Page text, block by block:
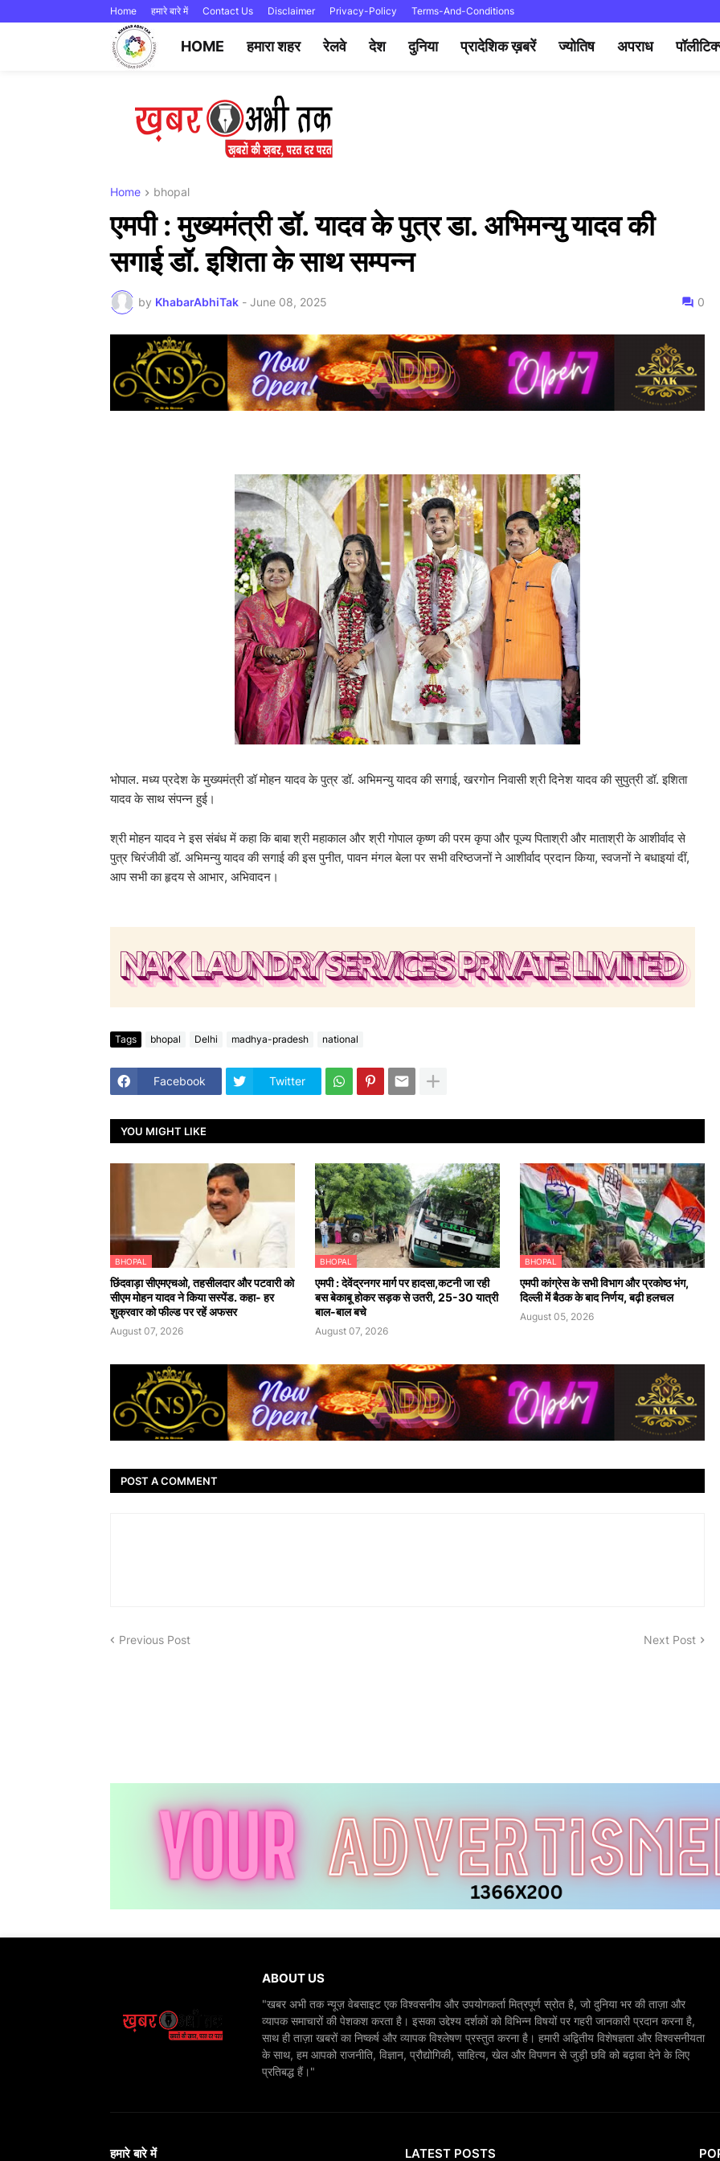
Home हमारे बारे में Contact Us Disclaimer Privacy-Policy Terms-And-Conditions
HOME हमारा शहर रेलवे देश दुनिया प्रादेशिक ख़बरें ज्योतिष अपराध
Home bhopal
एमपी : मुख्यमंत्री डॉ. यादव के पुत्र डा. अभिमन्यु यादव की
सगाई डॉ. इशिता के साथ सम्पन्न
by KhabarAbhiTak - June 08, 2025 0
भोपाल. मध्य प्रदेश के मुख्यमंत्री डॉ मोहन यादव के पुत्र डॉ. अभिमन्यु यादव की सगाई, खरगोन निवासी श्री दिनेश यादव की सुपुत्री डॉ. इशिता
यादव के साथ संपन्न हुई।
श्री मोहन यादव ने इस संबंध में कहा कि बाबा श्री महाकाल और श्री गोपाल कृष्ण की परम कृपा और पूज्य पिताश्री और माताश्री के आशीर्वाद से
पुत्र चिरंजीवी डॉ. अभिमन्यु यादव की सगाई की इस पुनीत, पावन मंगल बेला पर सभी वरिष्ठजनों ने आशीर्वाद प्रदान किया, स्वजनों ने बधाइयां दीं,
आप सभी का हृदय से आभार, अभिवादन।
Tags bhopal Delhi madhya-pradesh national
Facebook Twitter
YOU MIGHT LIKE
BHOPAL
छिंदवाड़ा सीएमएचओ, तहसीलदार और पटवारी को
सीएम मोहन यादव ने किया सस्पेंड. कहा- हर
शुक्रवार को फील्ड पर रहें अफसर
August 07, 2026
BHOPAL
एमपी : देवेंद्रनगर मार्ग पर हादसा,कटनी जा रही
बस बेकाबू होकर सड़क से उतरी, 25-30 यात्री
बाल-बाल बचे
August 07, 2026
BHOPAL
एमपी कांग्रेस के सभी विभाग और प्रकोष्ठ भंग,
दिल्ली में बैठक के बाद निर्णय, बढ़ी हलचल
August 05, 2026
POST A COMMENT
Previous Post Next Post
ABOUT US
"खबर अभी तक न्यूज़ वेबसाइट एक विश्वसनीय और उपयोगकर्ता मित्रपूर्ण स्रोत है, जो दुनिया भर की ताज़ा और
व्यापक समाचारों की पेशकश करता है। इसका उद्देश्य दर्शकों को विभिन्न विषयों पर गहरी जानकारी प्रदान करना है,
साथ ही ताज़ा खबरों का निष्कर्ष और व्यापक विश्लेषण प्रस्तुत करना है। हमारी अद्वितीय विशेषज्ञता और विश्वसनीयता
के साथ, हम आपको राजनीति, विज्ञान, प्रौद्योगिकी, साहित्य, खेल और विपणन से जुड़ी छवि को बढ़ावा देने के लिए
प्रतिबद्ध हैं।"
हमारे बारे में LATEST POSTS